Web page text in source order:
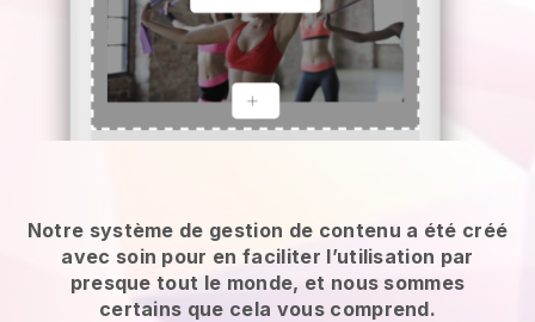
Notre système de gestion de contenu a été créé
avec soin pour en faciliter l’utilisation par
presque tout le monde, et nous sommes
certains que cela vous comprend.